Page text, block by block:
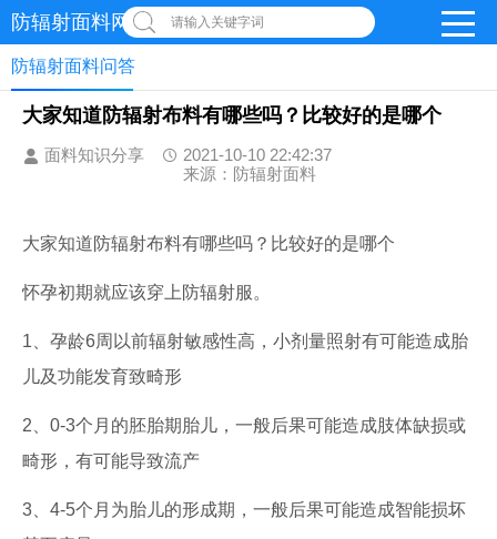
防辐射面料网 请输入关键字词
防辐射面料问答
大家知道防辐射布料有哪些吗？比较好的是哪个
面料知识分享
2021-10-10 22:42:37
来源：防辐射面料
大家知道防辐射布料有哪些吗？比较好的是哪个
怀孕初期就应该穿上防辐射服。
1、孕龄6周以前辐射敏感性高，小剂量照射有可能造成胎
儿及功能发育致畸形
2、0-3个月的胚胎期胎儿，一般后果可能造成肢体缺损或
畸形，有可能导致流产
3、4-5个月为胎儿的形成期，一般后果可能造成智能损坏